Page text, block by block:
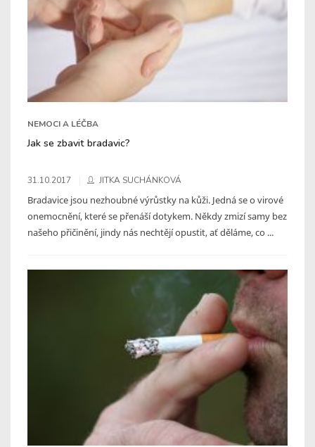
NEMOCI A LÉČBA
Jak se zbavit bradavic?
31.10.2017 JITKA SUCHÁNKOVÁ
Bradavice jsou nezhoubné výrůstky na kůži. Jedná se o virové
onemocnění, které se přenáší dotykem. Někdy zmizí samy bez
našeho přičinění, jindy nás nechtějí opustit, ať děláme, co ...